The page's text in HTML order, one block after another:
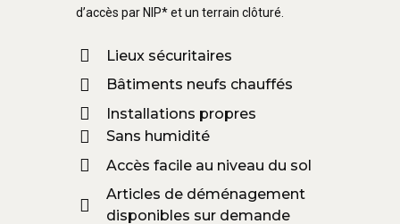
d’accès par NIP* et un terrain clôturé.
Lieux sécuritaires
Bâtiments neufs chauffés
Installations propres
Sans humidité
Accès facile au niveau du sol
Articles de déménagement
disponibles sur demande